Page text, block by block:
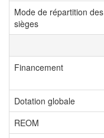
Mode de répartition des
sièges
Financement
Dotation globale
REOM